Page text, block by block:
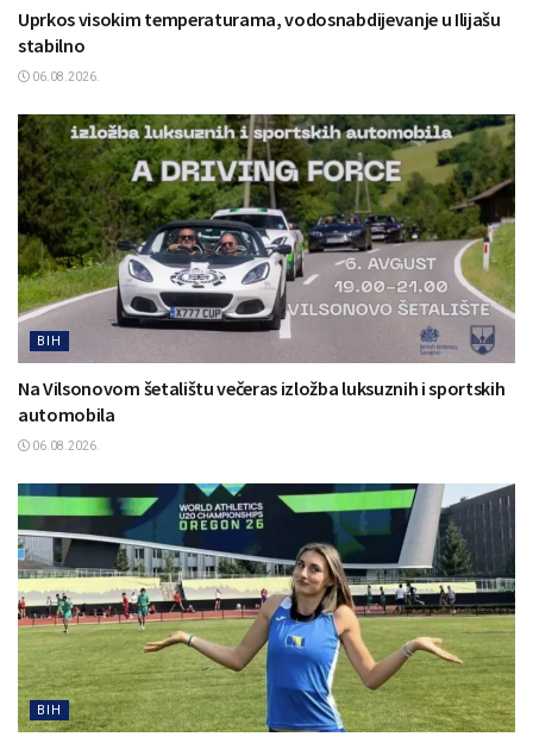
Uprkos visokim temperaturama, vodosnabdijevanje u Ilijašu
stabilno
06.08.2026.
BIH
Na Vilsonovom šetalištu večeras izložba luksuznih i sportskih
automobila
06.08.2026.
BIH